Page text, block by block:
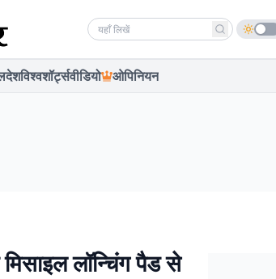
Search news
देशविश्वशॉर्ट्सवीडियो ओपिनियन
मिसाइल लॉन्चिंग पैड से